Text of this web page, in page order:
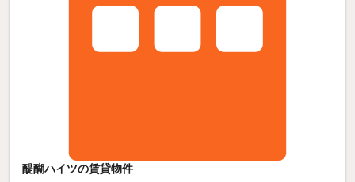
醍醐ハイツの賃貸物件